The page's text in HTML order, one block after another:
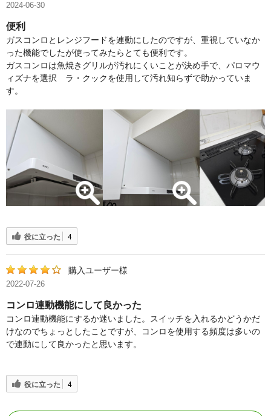
2024-06-30
便利
ガスコンロとレンジフードを連動にしたのですが、重視していなか
った機能でしたが使ってみたらとても便利です。
ガスコンロは魚焼きグリルが汚れにくいことが決め手で、パロマウ
ィズナを選択 ラ・クックを使用して汚れ知らずで助かっていま
す。
役に立った 4
購入ユーザー様
2022-07-26
コンロ連動機能にして良かった
コンロ連動機能にするか迷いました。スイッチを入れるかどうかだ
けなのでちょっとしたことですが、コンロを使用する頻度は多いの
で連動にして良かったと思います。
役に立った 4